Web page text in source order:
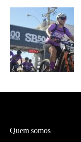
Quem somos